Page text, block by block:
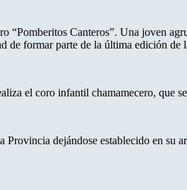
Canteros”. Una joven
formar parte de la última edición de
el coro infantil chamamecero, que
dejándose establecido en